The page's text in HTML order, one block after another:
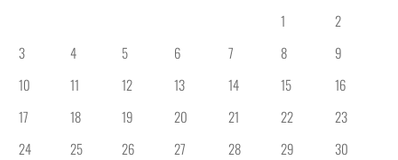
1
2
3
4 5 6 7 8
9
10
11 12 13 14 15
16
17
18 19 20 21 22
23
24
25 26 27 28 29
30